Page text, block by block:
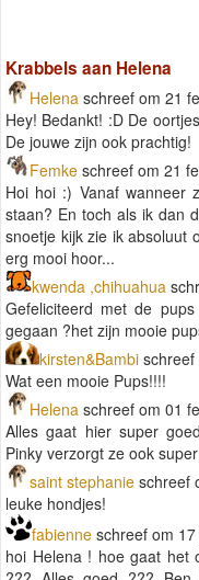
Krabbels aan Helena
Helena schreef om 21
Hey! Bedankt! :D De
De jouwe zijn ook prachtig!
Femke schreef om 21
Hoi hoi :) Vanaf wanneer
staan? En toch als ik dan
snoetje kijk zie ik absoluut
erg mooi hoor...
kwenda ,chihuahua
Gefeliciteerd met de
gegaan ?het zijn mooie
kirsten&Bambi
Wat een mooie Pups!!!!
Helena schreef om 01
Alles gaat hier super
Pinky verzorgt ze ook
saint stephanie schreef
leuke hondjes!
fabienne schreef om
hoi Helena ! hoe gaat het